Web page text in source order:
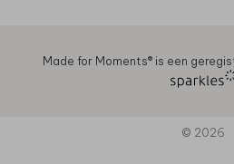
Made for Moments®️ is een
© 2026